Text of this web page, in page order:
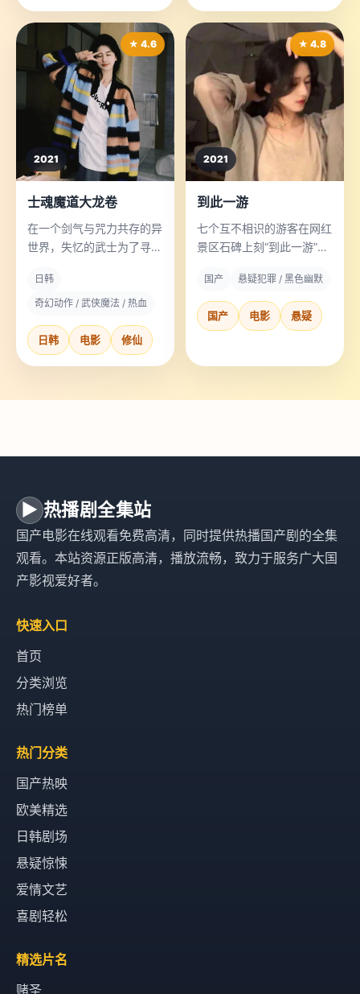
★ 4.6
2021
士魂魔道大龙卷
在一个剑气与咒力共存的异
世界，失忆的武士为了寻回
魔道龙卷风。
日韩
奇幻动作 / 武侠魔法 / 热血
日韩 电影 修仙
★ 4.8
2021
到此一游
七个互不相识的游客在网红
景区石碑上刻“到此一游”
勒索内容是“刻了字的人必
须死一个”。
国产 悬疑犯罪 / 黑色幽默
国产 电影 悬疑
▶ 热播剧全集站
国产电影在线观看免费高清，同时提供热播国产剧的全集
观看。本站资源正版高清，播放流畅，致力于服务广大国
产影视爱好者。
快速入口
首页
分类浏览
热门榜单
热门分类
国产热映
欧美精选
日韩剧场
悬疑惊悚
爱情文艺
喜剧轻松
精选片名
赌圣